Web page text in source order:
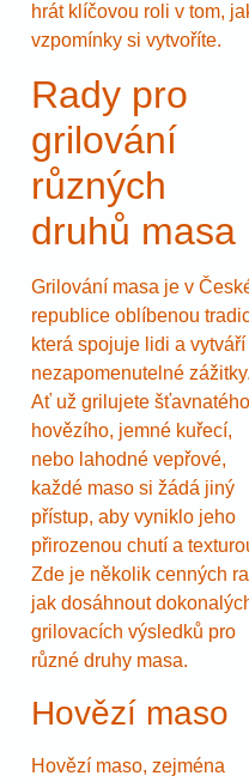
hrát klíčovou roli v tom,
vzpomínky si vytvoříte.
Rady pro
grilování
různých
druhů masa
Grilování masa je v
republice oblíbenou
která spojuje lidi a vytváří
nezapomenutelné zážitky.
Ať už grilujete šťavnatého
hovězího, jemné kuřecí,
nebo lahodné vepřové,
každé maso si žádá jiný
přístup, aby vyniklo jeho
přirozenou chutí a
Zde je několik cenných
jak dosáhnout
grilovacích výsledků pro
různé druhy masa.
Hovězí maso
Hovězí maso, zejména